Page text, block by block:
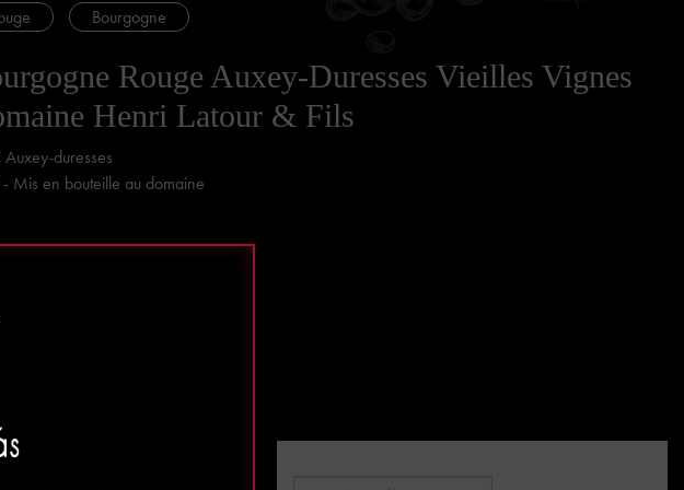
Bourgogne
Rouge Auxey-Duresses Vieilles Vignes
Henri Latour & Fils
duresses
Mis en bouteille au domaine
carton panaché : 21.25 €
carton : 20.00 €